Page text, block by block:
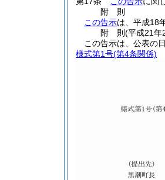
附 則
この告示は、平成18
附 則(平成21年
この告示は、公表の
様式第1号(第4条関係)